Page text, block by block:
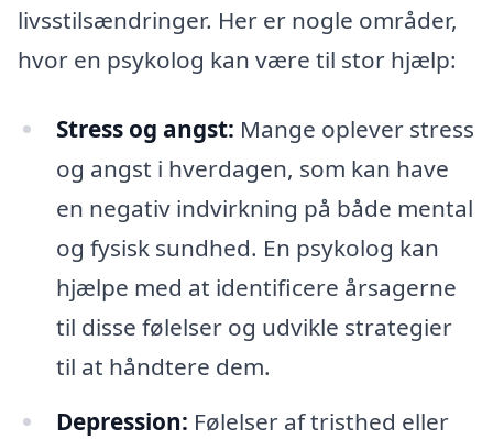
livsstilsændringer. Her er nogle områder,
hvor en psykolog kan være til stor hjælp:
Stress og angst: Mange oplever stress
og angst i hverdagen, som kan have
en negativ indvirkning på både mental
og fysisk sundhed. En psykolog kan
hjælpe med at identificere årsagerne
til disse følelser og udvikle strategier
til at håndtere dem.
Depression: Følelser af tristhed eller